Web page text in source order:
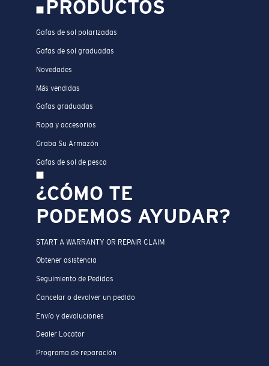
PRODUCTOS
Gafas de sol polarizadas
Gafas de sol graduadas
Novedades
Más vendidas
Gafas graduadas
Ropa y accesorios
Graba Su Armazón
Gafas de sol de pesca
¿CÓMO TE
PODEMOS AYUDAR?
START A WARRANTY OR REPAIR CLAIM
Obtener asistencia
Seguimiento de Pedidos
Cancelar o devolver un pedido
Envío y devoluciones
Dealer Locator
Programa de reparación